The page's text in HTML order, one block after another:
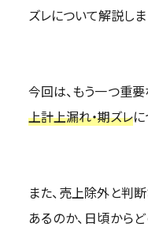
ズレについて解説しま
今回は、もう一つ重
上計上漏れ・期ズレに
また、売上除外と判
あるのか、日頃から